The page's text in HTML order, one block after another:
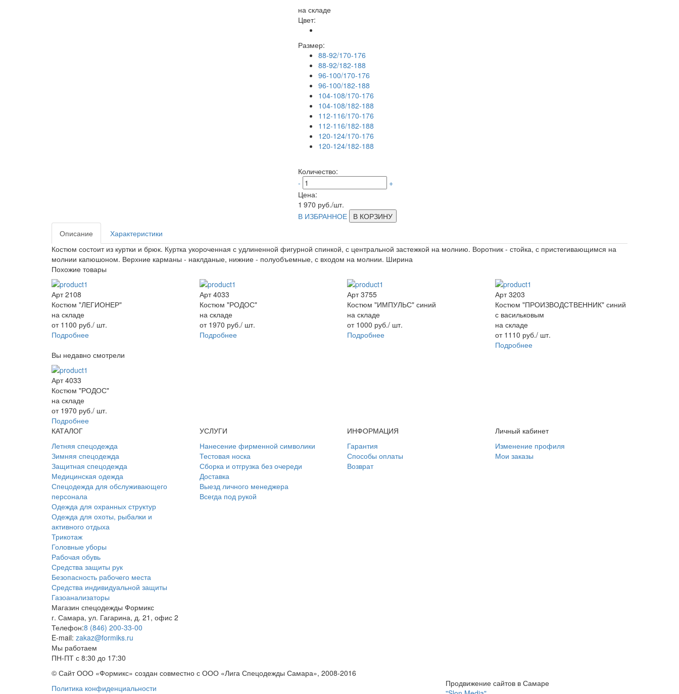
на складе
Цвет:
Размер:
88-92/170-176
88-92/182-188
96-100/170-176
96-100/182-188
104-108/170-176
104-108/182-188
112-116/170-176
112-116/182-188
120-124/170-176
120-124/182-188
Количество:
-
+
Цена:
1 970 руб./шт.
В ИЗБРАННОЕ
В КОРЗИНУ
Описание
Характеристики
Костюм состоит из куртки и брюк. Куртка укороченная с удлиненной фигурной спинкой, с центральной застежкой на молнию. Воротник - стойка, с пристегивающимся на
молнии капюшоном. Верхние карманы - наклданые, нижние - полуобъемные, с входом на молнии. Ширина
Похожие товары
Арт 2108
Костюм "ЛЕГИОНЕР"
на складе
от1100 руб./ шт.
Подробнее
Арт 4033
Костюм "РОДОС"
на складе
от1970 руб./ шт.
Подробнее
Арт 3755
Костюм "ИМПУЛЬС" синий
на складе
от1000 руб./ шт.
Подробнее
Арт 3203
Костюм "ПРОИЗВОДСТВЕННИК" синий
с васильковым
на складе
от1110 руб./ шт.
Подробнее
Вы недавно смотрели
Арт 4033
Костюм "РОДОС"
на складе
от1970 руб./ шт.
Подробнее
КАТАЛОГ
Летняя спецодежда
Зимняя спецодежда
Защитная спецодежда
Медицинская одежда
Спецодежда для обслуживающего
персонала
Одежда для охранных структур
Одежда для охоты, рыбалки и
активного отдыха
Трикотаж
Головные уборы
Рабочая обувь
Средства защиты рук
Безопасность рабочего места
Средства индивидуальной защиты
Газоанализаторы
УСЛУГИ
Нанесение фирменной символики
Тестовая носка
Сборка и отгрузка без очереди
Доставка
Выезд личного менеджера
Всегда под рукой
ИНФОРМАЦИЯ
Гарантия
Способы оплаты
Возврат
Личный кабинет
Изменение профиля
Мои заказы
Магазин спецодежды Формикс
г. Самара, ул. Гагарина, д. 21, офис 2
Телефон:8 (846) 200-33-00
E-mail: zakaz@formiks.ru
Мы работаем
ПН-ПТ с 8:30 до 17:30
© Сайт ООО «Формикс» создан совместно с ООО «Лига Спецодежды Самара», 2008-2016
Политика конфиденциальности
Продвижение сайтов в Самаре